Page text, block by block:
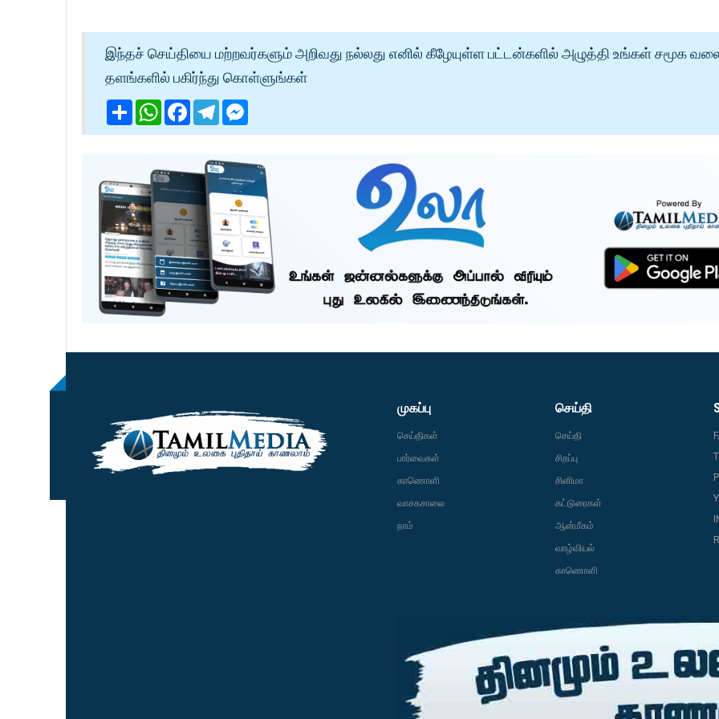
இந்தச் செய்தியை மற்றவர்களும் அறிவது நல்லது எனில் கீழேயுள்ள பட்டன்களில் அழுத்தி உங்கள் சமூக
தளங்களில் பகிர்ந்து கொள்ளுங்கள்
ShareWhatsApp
Facebook
Telegram
முகப்பு
செய்திகள்
பார்வைகள்
காணொளி
வாசகசாலை
நாம்
செய்தி
செய்தி
சிறப்பு
சினிமா
கட்டுரைகள்
ஆன்மீகம்
வாழ்வியல்
காணொளி